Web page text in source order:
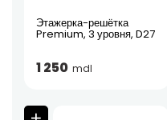
Этажерка-решётка
Premium, 3 уровня, D27
1 250 mdl